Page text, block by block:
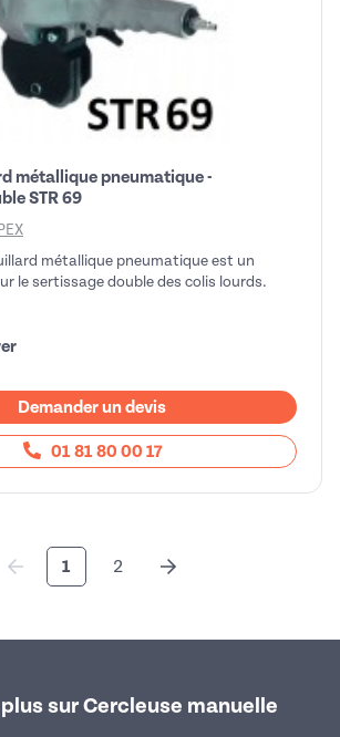
métallique pneumatique -
STR 69
métallique pneumatique est un
le sertissage double des colis lourds.
Demander un devis
01 81 80 00 17
1 2
sur Cercleuse manuelle